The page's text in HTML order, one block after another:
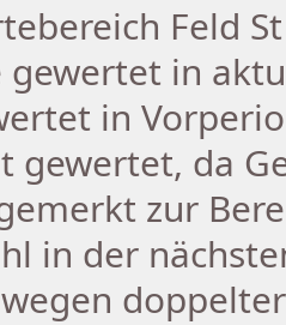
Feld
gewertet in
in
gewertet, da
zur
in der